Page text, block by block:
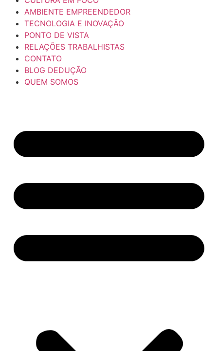
AMBIENTE EMPREENDEDOR
TECNOLOGIA E INOVAÇÃO
PONTO DE VISTA
RELAÇÕES TRABALHISTAS
CONTATO
BLOG DEDUÇÃO
QUEM SOMOS